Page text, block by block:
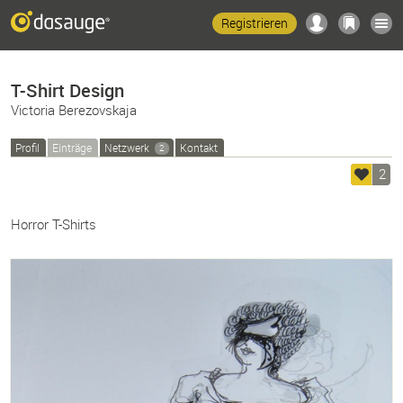
Registrieren
T-Shirt Design
Victoria Berezovskaja
Profil Einträge Netzwerk 2 Kontakt
2
Horror T-Shirts